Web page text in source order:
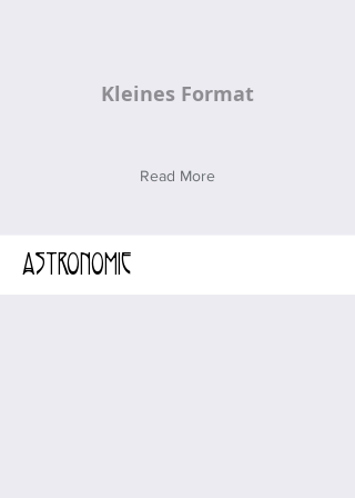
Kleines Format
Read More
Astronomie